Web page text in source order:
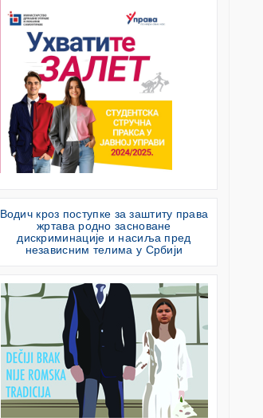
Водич кроз поступке за заштиту права
жртава родно засноване
дискриминације и насиља пред
независним телима у Србији